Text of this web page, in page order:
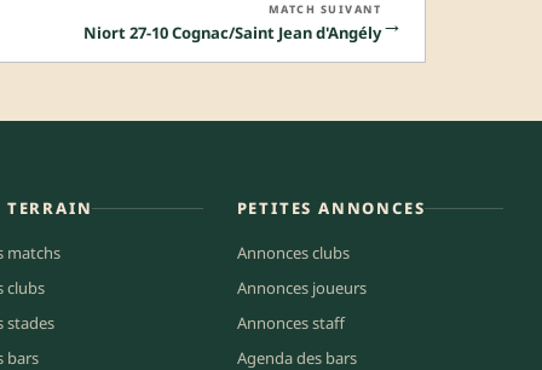
→
MATCH SUIVANT
Niort 27-10 Cognac/Saint Jean d'Angély
TERRAIN
matchs
clubs
stades
bars
PETITES ANNONCES
Annonces clubs
Annonces joueurs
Annonces staff
Agenda des bars